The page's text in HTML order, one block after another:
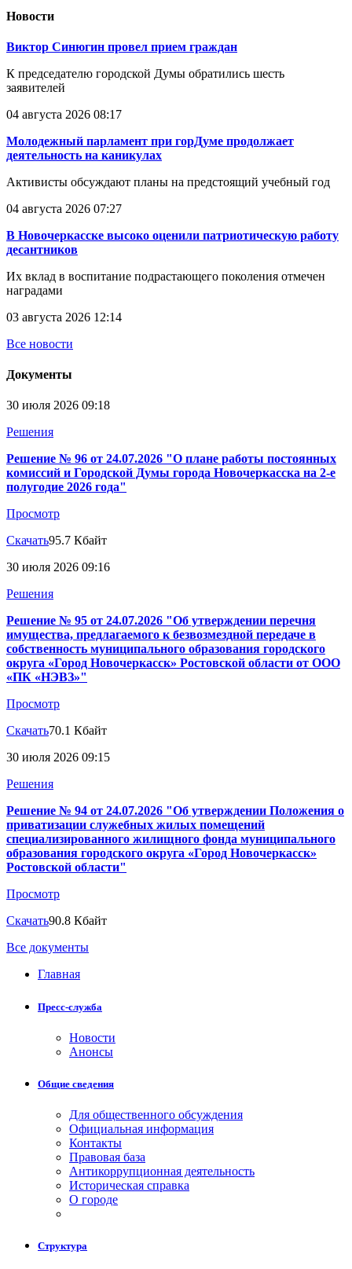
Новости
Виктор Синюгин провел прием граждан
К председателю городской Думы обратились шесть
заявителей
04 августа 2026 08:17
Молодежный парламент при горДуме продолжает
деятельность на каникулах
Активисты обсуждают планы на предстоящий учебный год
04 августа 2026 07:27
В Новочеркасске высоко оценили патриотическую работу
десантников
Их вклад в воспитание подрастающего поколения отмечен
наградами
03 августа 2026 12:14
Все новости
Документы
30 июля 2026 09:18
Решения
Решение № 96 от 24.07.2026 "О плане работы постоянных
комиссий и Городской Думы города Новочеркасска на 2-е
полугодие 2026 года"
Просмотр
Скачать95.7 Кбайт
30 июля 2026 09:16
Решения
Решение № 95 от 24.07.2026 "Об утверждении перечня
имущества, предлагаемого к безвозмездной передаче в
собственность муниципального образования городского
округа «Город Новочеркасск» Ростовской области от ООО
«ПК «НЭВЗ»"
Просмотр
Скачать70.1 Кбайт
30 июля 2026 09:15
Решения
Решение № 94 от 24.07.2026 "Об утверждении Положения о
приватизации служебных жилых помещений
специализированного жилищного фонда муниципального
образования городского округа «Город Новочеркасск»
Ростовской области"
Просмотр
Скачать90.8 Кбайт
Все документы
Главная
Пресс-служба
Новости
Анонсы
Общие сведения
Для общественного обсуждения
Официальная информация
Контакты
Правовая база
Антикоррупционная деятельность
Историческая справка
О городе
Структура